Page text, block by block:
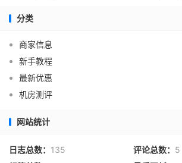
分类
商家信息
新手教程
最新优惠
机房测评
网站统计
日志总数： 135 评论总数： 5